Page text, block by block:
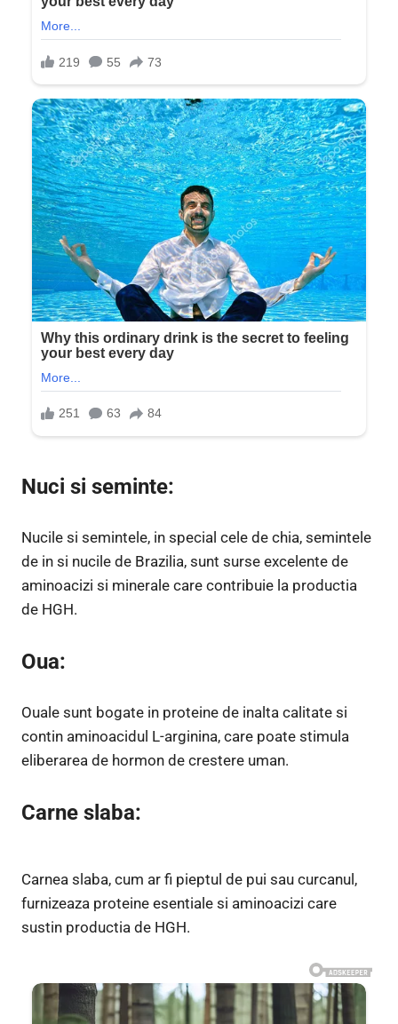
Nuci si seminte:
Nucile si semintele, in special cele de chia, semintele
de in si nucile de Brazilia, sunt surse excelente de
aminoacizi si minerale care contribuie la productia
de HGH.
Oua:
Ouale sunt bogate in proteine de inalta calitate si
contin aminoacidul L-arginina, care poate stimula
eliberarea de hormon de crestere uman.
Carne slaba:
Carnea slaba, cum ar fi pieptul de pui sau curcanul,
furnizeaza proteine esentiale si aminoacizi care
sustin productia de HGH.